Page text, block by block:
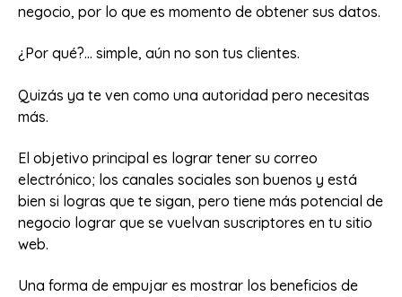
negocio, por lo que es momento de obtener sus datos.
¿Por qué?… simple, aún no son tus clientes.
Quizás ya te ven como una autoridad pero necesitas
más.
El objetivo principal es lograr tener su correo
electrónico; los canales sociales son buenos y está
bien si logras que te sigan, pero tiene más potencial de
negocio lograr que se vuelvan suscriptores en tu sitio
web.
Una forma de empujar es mostrar los beneficios de